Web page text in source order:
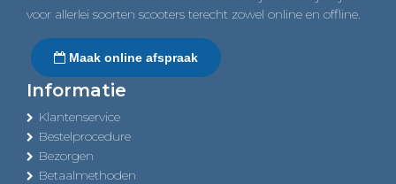
voor allerlei soorten scooters terecht zowel online en offline.
Maak online afspraak
Informatie
Klantenservice
Bestelprocedure
Bezorgen
Betaalmethoden